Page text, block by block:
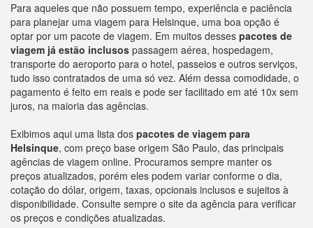
Para aqueles que não possuem tempo, experiência e paciência
para planejar uma viagem para Helsinque, uma boa opção é
optar por um pacote de viagem. Em muitos desses pacotes de
viagem já estão inclusos passagem aérea, hospedagem,
transporte do aeroporto para o hotel, passeios e outros serviços,
tudo isso contratados de uma só vez. Além dessa comodidade, o
pagamento é feito em reais e pode ser facilitado em até 10x sem
juros, na maioria das agências.
Exibimos aqui uma lista dos pacotes de viagem para
Helsinque, com preço base origem São Paulo, das principais
agências de viagem online. Procuramos sempre manter os
preços atualizados, porém eles podem variar conforme o dia,
cotação do dólar, origem, taxas, opcionais inclusos e sujeitos à
disponibilidade. Consulte sempre o site da agência para verificar
os preços e condições atualizadas.